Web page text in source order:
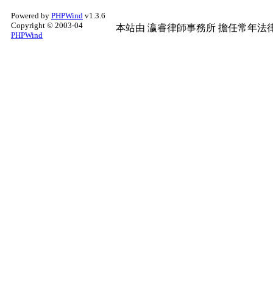
Powered by PHPWind v1.3.6
Copyright © 2003-04
PHPWind
本站由 瀛睿律師事務所 擔任常年法